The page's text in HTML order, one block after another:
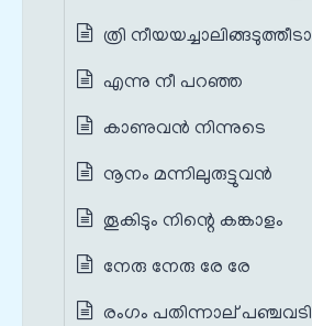
ത്രി നീയയച്ചാലിങ്ങടുത്തീടാ
എന്നു നീ പറഞ്ഞ
കാണുവൻ നിന്നുടെ
നൂനം മന്നിലുരുട്ടുവൻ
തൂകിടും നിന്റെ കങ്കാളം
നേരു നേരു രേ രേ
രംഗം പതിന്നാല് പഞ്ചവടി